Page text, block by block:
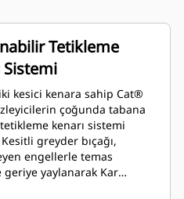
Tetikleme
Sistemi
kesici kenara sahip Cat®
çoğunda tabana
kenarı sistemi
greyder bıçağı,
engellerle temas
yaylanarak Kar